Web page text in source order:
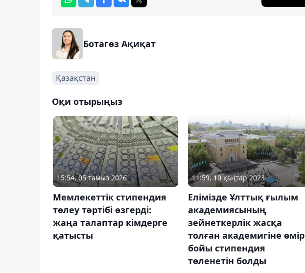
Ботагөз Ақиқат
Қазақстан
Оқи отырыңыз
15:54, 05 тамыз 2026
Мемлекеттік стипендия
төлеу тәртібі өзгерді:
жаңа талаптар кімдерге
қатысты
11:59, 10 қаңтар 2023
Елімізде Ұлттық ғылым
академиясының
зейнеткерлік жасқа
толған академигіне өмір
бойы стипендия
төленетін болды